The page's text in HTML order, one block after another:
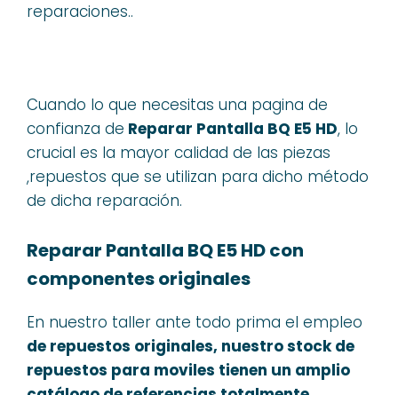
reparaciones..
Cuando lo que necesitas una pagina de
confianza de Reparar Pantalla BQ E5 HD, lo
crucial es la mayor calidad de las piezas
,repuestos que se utilizan para dicho método
de dicha reparación.
Reparar Pantalla BQ E5 HD con
componentes originales
En nuestro taller ante todo prima el empleo
de repuestos originales, nuestro stock de
repuestos para moviles tienen un amplio